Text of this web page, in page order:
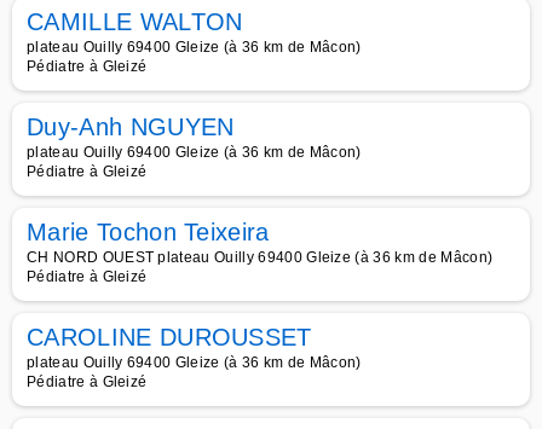
CAMILLE WALTON
plateau Ouilly 69400 Gleize (à 36 km de Mâcon)
Pédiatre à Gleizé
Duy-Anh NGUYEN
plateau Ouilly 69400 Gleize (à 36 km de Mâcon)
Pédiatre à Gleizé
Marie Tochon Teixeira
CH NORD OUEST plateau Ouilly 69400 Gleize (à 36 km de Mâcon)
Pédiatre à Gleizé
CAROLINE DUROUSSET
plateau Ouilly 69400 Gleize (à 36 km de Mâcon)
Pédiatre à Gleizé